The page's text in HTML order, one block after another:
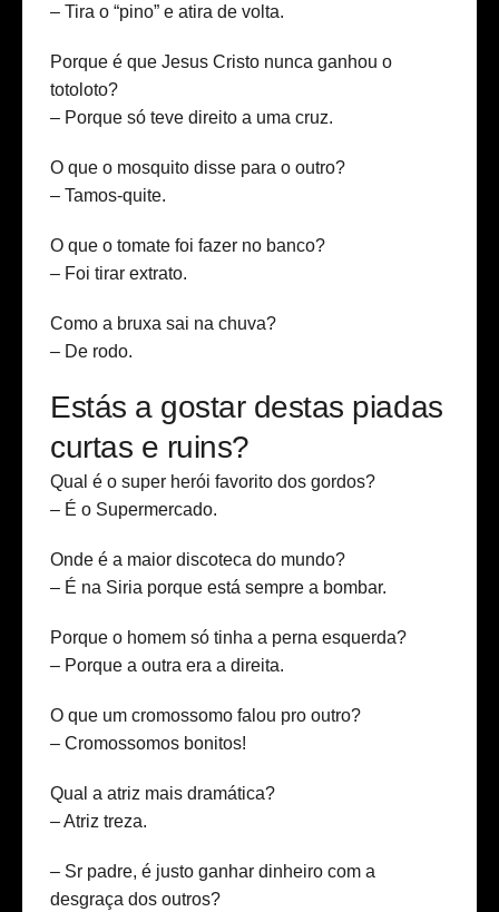
– Tira o “pino” e atira de volta.
Porque é que Jesus Cristo nunca ganhou o
totoloto?
– Porque só teve direito a uma cruz.
O que o mosquito disse para o outro?
– Tamos-quite.
O que o tomate foi fazer no banco?
– Foi tirar extrato.
Como a bruxa sai na chuva?
– De rodo.
Estás a gostar destas piadas
curtas e ruins?
Qual é o super herói favorito dos gordos?
– É o Supermercado.
Onde é a maior discoteca do mundo?
– É na Siria porque está sempre a bombar.
Porque o homem só tinha a perna esquerda?
– Porque a outra era a direita.
O que um cromossomo falou pro outro?
– Cromossomos bonitos!
Qual a atriz mais dramática?
– Atriz treza.
– Sr padre, é justo ganhar dinheiro com a
desgraça dos outros?